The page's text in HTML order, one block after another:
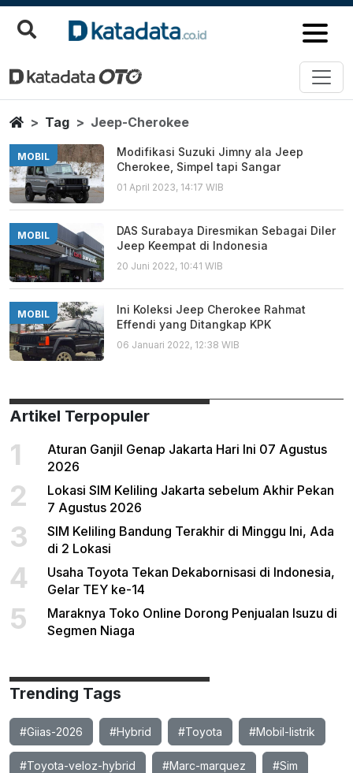
Jeep Cherokee
Berita Terbaru
HomeTag Jeep-Cherokee
MOBIL
Modifikasi Suzuki Jimny ala Jeep
Cherokee, Simpel tapi Sangar
01 April 2023, 14:17 WIB
MOBIL
DAS Surabaya Diresmikan Sebagai Diler
Jeep Keempat di Indonesia
20 Juni 2022, 10:41 WIB
MOBIL
Ini Koleksi Jeep Cherokee Rahmat
Effendi yang Ditangkap KPK
06 Januari 2022, 12:38 WIB
Artikel Terpopuler
1
Aturan Ganjil Genap Jakarta Hari Ini 07 Agustus
2026
2
Lokasi SIM Keliling Jakarta sebelum Akhir Pekan
7 Agustus 2026
3
SIM Keliling Bandung Terakhir di Minggu Ini, Ada
di 2 Lokasi
4
Usaha Toyota Tekan Dekabornisasi di Indonesia,
Gelar TEY ke-14
5
Maraknya Toko Online Dorong Penjualan Isuzu di
Segmen Niaga
Trending Tags
#Giias-2026 #Hybrid #Toyota #Mobil-listrik
#Toyota-veloz-hybrid #Marc-marquez #Sim